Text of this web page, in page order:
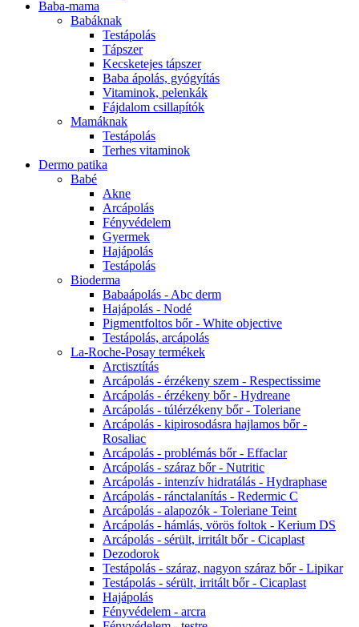
Baba-mama
Babáknak
Testápolás
Tápszer
Kecsketejes tápszer
Baba ápolás, gyógyítás
Vitaminok, pelenkák
Fájdalom csillapítók
Mamáknak
Testápolás
Terhes vitaminok
Dermo patika
Babé
Akne
Arcápolás
Fényvédelem
Gyermek
Hajápolás
Testápolás
Bioderma
Babaápolás - Abc derm
Hajápolás - Nodé
Pigmentfoltos bőr - White objective
Testápolás, arcápolás
La-Roche-Posay termékek
Arctisztítás
Arcápolás - érzékeny szem - Respectissime
Arcápolás - érzékeny bőr - Hydreane
Arcápolás - túlérzékeny bőr - Toleriane
Arcápolás - kipirosodásra hajlamos bőr -
Rosaliac
Arcápolás - problémás bőr - Effaclar
Arcápolás - száraz bőr - Nutritic
Arcápolás - intenzív hidratálás - Hydraphase
Arcápolás - ránctalanítás - Redermic C
Arcápolás - alapozók - Toleriane Teint
Arcápolás - hámlás, vörös foltok - Kerium DS
Arcápolás - sérült, irritált bőr - Cicaplast
Dezodorok
Testápolás - száraz, nagyon száraz bőr - Lipikar
Testápolás - sérült, irritált bőr - Cicaplast
Hajápolás
Fényvédelem - arcra